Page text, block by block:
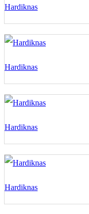
Hardiknas
Hardiknas
Hardiknas
Hardiknas